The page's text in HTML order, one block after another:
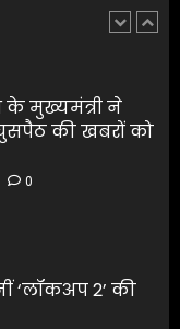
‘लॉकअप 2’ की
राशन कार्ड
पर होगी
0